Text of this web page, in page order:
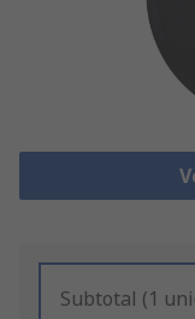
Subtotal (1